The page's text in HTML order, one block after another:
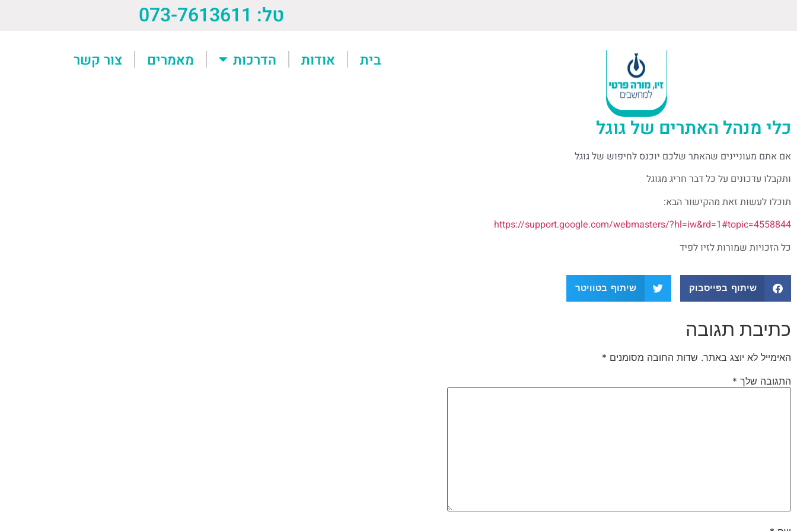
טל: 073-7613611
בית אודות הדרכות מאמרים צור קשר
כלי מנהל האתרים של גוגל
אם אתם מעוניינים שהאתר שלכם יוכנס לחיפוש של גוגל
ותקבלו עדכונים על כל דבר חריג מגוגל
תוכלו לעשות זאת מהקישור הבא:
https://support.google.com/webmasters/?hl=iw&rd=1#topic=4558844
כל הזכויות שמורות לזיו לפיד
שיתוף בפייסבוק שיתוף בטוויטר
כתיבת תגובה
האימייל לא יוצג באתר. שדות החובה מסומנים *
התגובה שלך *